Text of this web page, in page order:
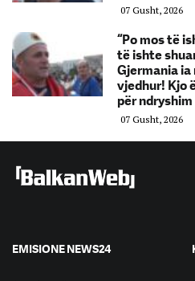
07 Gusht, 2026
“Po mos të
të ishte
Gjermania ia
vjedhur! Kjo
për ndryshim
07 Gusht, 2026
EMISIONE NEWS24